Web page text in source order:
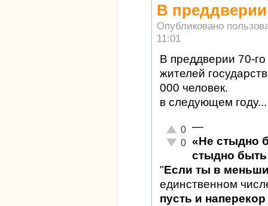
В
Опубликовано
11:01
В преддверии 70-
жителей
000 человек.
в следующем
Отлично!
0
Неадекватно!
0
—
«Не стыдно
стыдно быть
"Если ты в
единственном
пусть и